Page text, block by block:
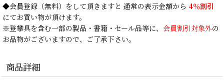
◆会員登録 （無料）をして頂きますと 通常の表示金額から 4％割引
にてお買い物が頂けます。
※登攀具を含む一部の製品・書籍・セール品等に、 会員割引対象外の
お品物がございますので、ご了承下さい。
商品詳細